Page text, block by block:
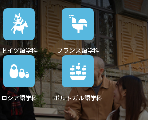
ドイツ語学科 フランス語学科
ロシア語学科 ポルトガル語学科